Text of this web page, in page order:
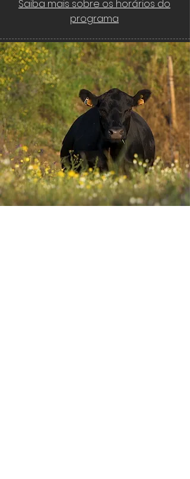
Saiba mais sobre os horários do
programa